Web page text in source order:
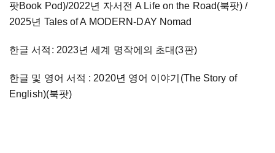
팟Book Pod)/2022년 자서전 A Life on the Road(북팟) /
2025년 Tales of A MODERN-DAY Nomad
한글 서적: 2023년 세계 명작에의 초대(3판)
한글 및 영어 서적 : 2020년 영어 이야기(The Story of
English)(북팟)